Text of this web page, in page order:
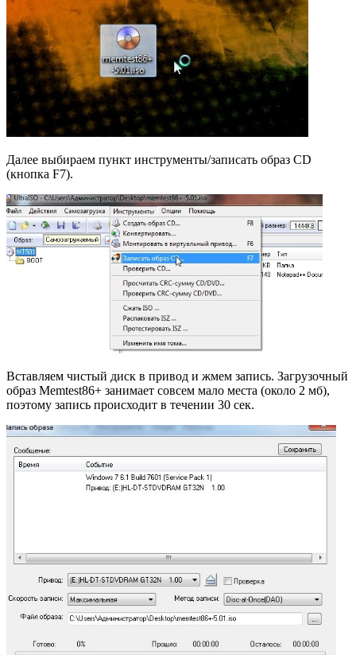
Далее выбираем пункт инструменты/записать образ CD
(кнопка F7).
Вставляем чистый диск в привод и жмем запись. Загрузочный
образ Memtest86+ занимает совсем мало места (около 2 мб),
поэтому запись происходит в течении 30 сек.